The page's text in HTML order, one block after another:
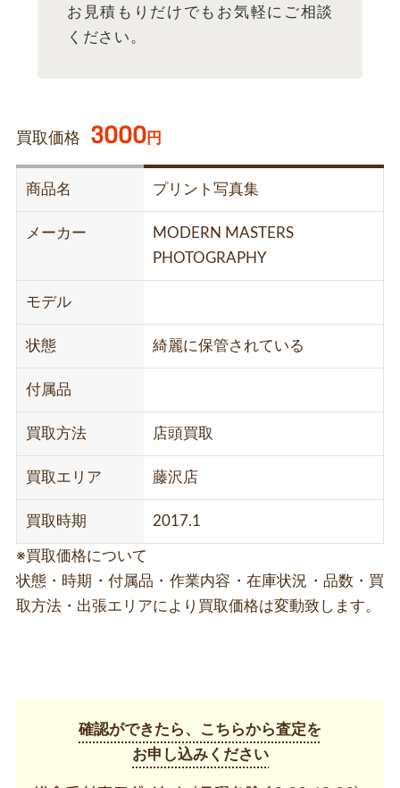
お見積もりだけでもお気軽にご相談
ください。
買取価格 3000円
商品名 プリント写真集
メーカー
MODERN MASTERS
PHOTOGRAPHY
モデル
状態 綺麗に保管されている
付属品
買取方法 店頭買取
買取エリア 藤沢店
買取時期 2017.1
※買取価格について
状態・時期・付属品・作業内容・在庫状況・品数・買
取方法・出張エリアにより買取価格は変動致します。
確認ができたら、こちらから査定を
お申し込みください